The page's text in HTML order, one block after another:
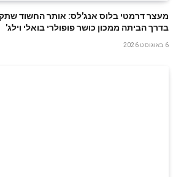
מעצר דרמטי בלוס אנג'לס: אותר החשוד
בדרך הביתה ממכון כושר פופולרי בואלי וילג'
6 באוגוסט 2026